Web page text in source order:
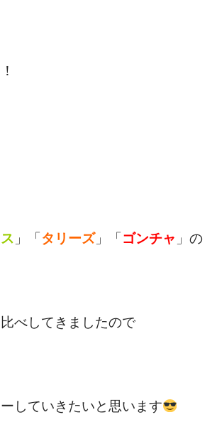
」「 タリーズ」「 ゴンチャ 」の
べしてきましたので
していきたいと思います